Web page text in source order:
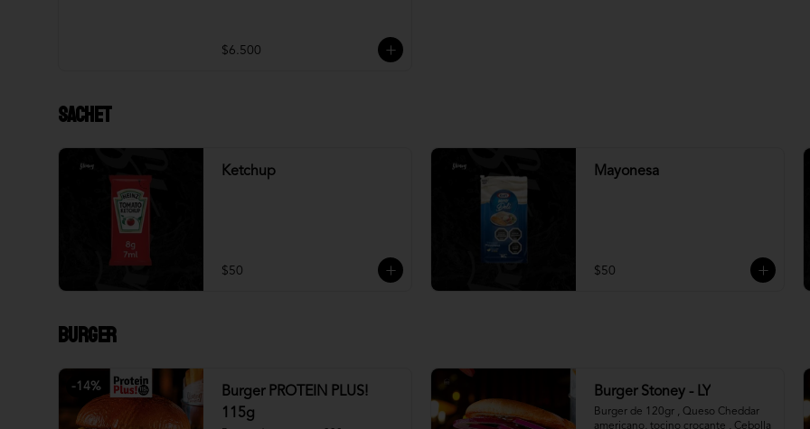
$6.500
Sachet
Ketchup
$50
Mayonesa
$50
Burger
-14%
Burger PROTEIN PLUS!
115g
Burger Stoney - LY
Burger de 120gr , Queso Cheddar
americano, tocino crocante , Cebolla